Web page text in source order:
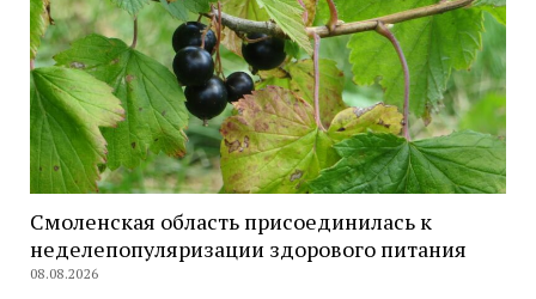
Смоленская область присоединилась к
неделепопуляризации здорового питания
08.08.2026